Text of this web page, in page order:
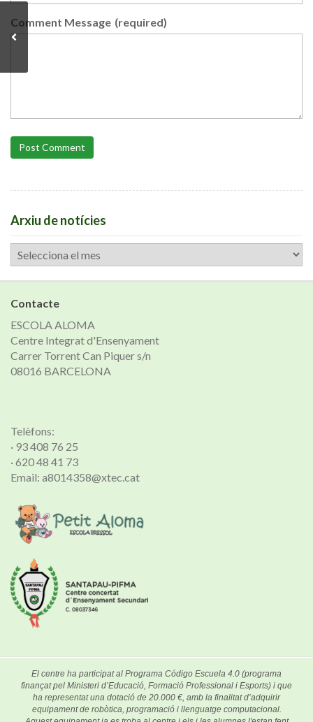
Comment Message (required)
Post Comment
Arxiu de notícies
Arxiu
de
notícies
Contacte
ESCOLA ALOMA
Centre Integrat d'Ensenyament
Carrer Torrent Can Piquer s/n
08016 BARCELONA
Telèfons:
· 93 408 76 25
· 620 48 41 73
Email: a8014358@xtec.cat
El centre ha participat al Programa Código Escuela 4.0 (programa
finançat pel Ministeri d’Educació, Formació Professional i Esports) i que
ha representat una dotació de 20.000 €, amb la finalitat d’adquirir
equipament de robòtica, programació i llenguatge computacional.